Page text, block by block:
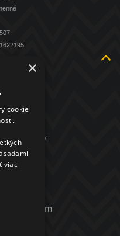
údajov
972
×
cookie
viac